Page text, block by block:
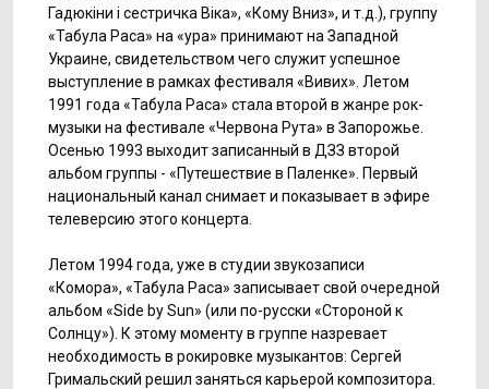
Гадюкіни і сестричка Віка», «Кому Вниз», и т.д.), группу
«Табула Раса» на «ура» принимают на Западной
Украине, свидетельством чего служит успешное
выступление в рамках фестиваля «Вивих». Летом
1991 года «Табула Раса» стала второй в жанре рок-
музыки на фестивале «Червона Рута» в Запорожье.
Осенью 1993 выходит записанный в ДЗЗ второй
альбом группы - «Путешествие в Паленке». Первый
национальный канал снимает и показывает в эфире
телеверсию этого концерта.
Летом 1994 года, уже в студии звукозаписи
«Комора», «Табула Раса» записывает свой очередной
альбом «Side by Sun» (или по-русски «Стороной к
Солнцу»). К этому моменту в группе назревает
необходимость в рокировке музыкантов: Сергей
Гримальский решил заняться карьерой композитора.